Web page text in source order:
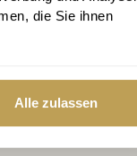
die Sie ihnen
Alle zulassen